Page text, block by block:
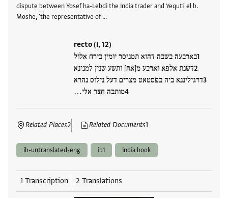
dispute between Yosef ha-Lebdi the India trader and Yequtiʾel b.
Moshe, 'the representative of …
recto (I, 12)
בארבעה בשבה דהוא תמניסר יומין בירח אלול
דשנת אלפא וארבע מ[אה] ותשע שנין למנינא
דרגיליננא ביה בפסטאט מצרים דעל נילוס נהרא
מותבה חצר אלי…
Related Places2 Related Documents1
ib-untranslated-eng ib1 india book
1 Transcription 2 Translations